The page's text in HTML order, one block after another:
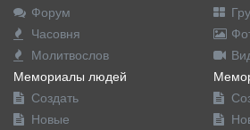
Форум
Часовня
Молитвослов
Мемориалы людей
Создать
Новые